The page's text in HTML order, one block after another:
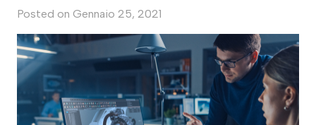
Posted on Gennaio 25, 2021